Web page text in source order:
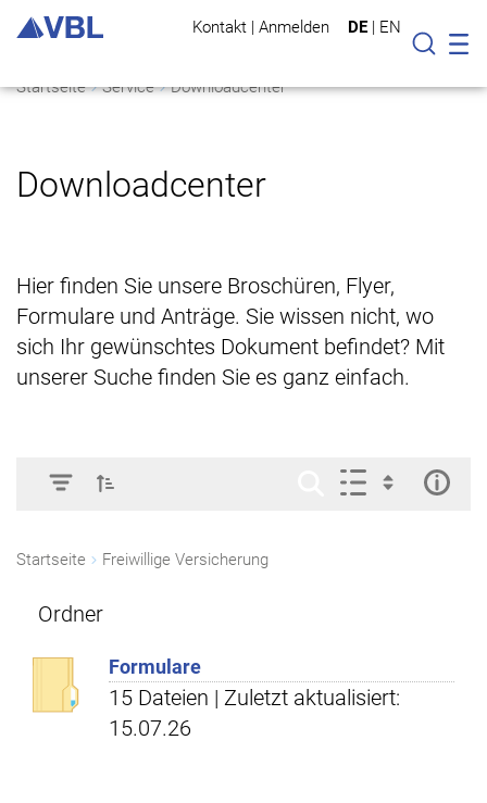
Kontakt | Anmelden DE | EN
Suche
Startseite Service Downloadcenter
Downloadcenter
Hier finden Sie unsere Broschüren, Flyer,
Formulare und Anträge. Sie wissen nicht, wo
sich Ihr gewünschtes Dokument befindet? Mit
unserer Suche finden Sie es ganz einfach.
Startseite Freiwillige Versicherung
Ordner
Formulare
15 Dateien | Zuletzt aktualisiert:
15.07.26